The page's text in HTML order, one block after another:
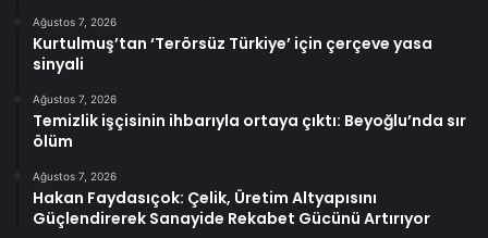
Ağustos 7, 2026
Kurtulmuş’tan ‘Terörsüz Türkiye’ için çerçeve yasa
sinyali
Ağustos 7, 2026
Temizlik işçisinin ihbarıyla ortaya çıktı: Beyoğlu’nda sır
ölüm
Ağustos 7, 2026
Hakan Faydasıçok: Çelik, Üretim Altyapısını
Güçlendirerek Sanayide Rekabet Gücünü Artırıyor